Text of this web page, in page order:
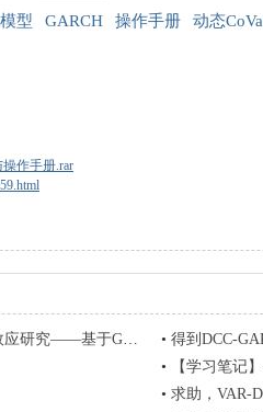
型 GARCH 操作手册 动态
作手册.rar
操作手册
GARCH-CoVaR模型 • 得到DCC-
•
【学习笔记
• 求助，VAR-